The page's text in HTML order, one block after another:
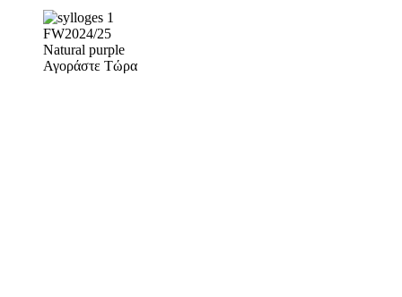
FW2024/25
Natural purple
Αγοράστε Τώρα